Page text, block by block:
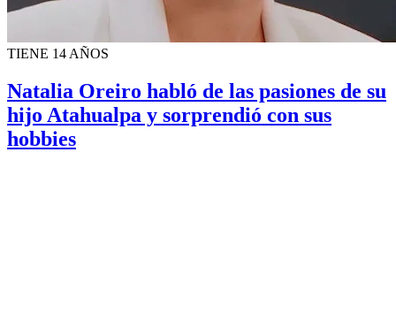
TIENE 14 AÑOS
Natalia Oreiro habló de las pasiones de su
hijo Atahualpa y sorprendió con sus
hobbies